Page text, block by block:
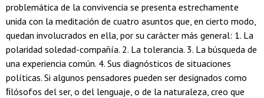
problemática de la convivencia se presenta estrechamente
unida con la meditación de cuatro asuntos que, en cierto modo,
quedan involucrados en ella, por su carácter más general: 1. La
polaridad soledad-compañía. 2. La tolerancia. 3. La búsqueda de
una experiencia común. 4. Sus diagnósticos de situaciones
políticas. Si algunos pensadores pueden ser designados como
ﬁlósofos del ser, o del lenguaje, o de la naturaleza, creo que